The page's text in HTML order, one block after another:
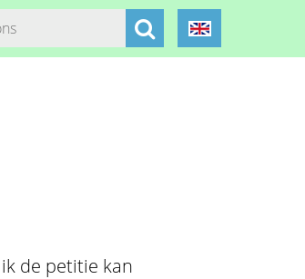
de petitie kan